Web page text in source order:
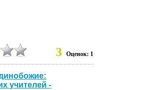
3 Оценок: 1
учителей -